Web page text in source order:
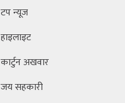
टप न्यूज
हाइलाइट
कार्टुन अखवार
जय सहकारी